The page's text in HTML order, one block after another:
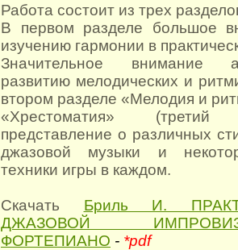
Работа состоит из трех
В первом разделе большое
изучению гармонии в
Значительное внимание
развитию мелодических и
втором разделе «Мелодия и
«Хрестоматия»
представление о различных
джазовой музыки и
техники игры в каждом.
Скачать Бриль И.
ДЖАЗОВОЙ
ФОРТЕПИАНО - *pdf